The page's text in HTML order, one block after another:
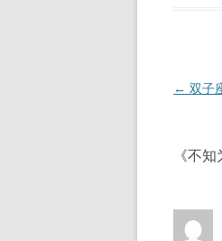
文
航
← 双子
《不知